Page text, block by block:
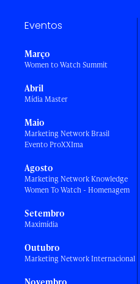
Eventos
Março
Women to Watch Summit
Abril
Mídia Master
Maio
Marketing Network Brasil
Evento ProXXIma
Agosto
Marketing Network Knowledge
Women To Watch - Homenagem
Setembro
Maximídia
Outubro
Marketing Network Internacional